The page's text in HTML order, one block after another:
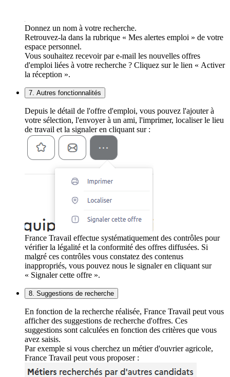
Donnez un nom à votre recherche.
Retrouvez-la dans la rubrique « Mes alertes emploi » de votre
espace personnel.
Vous souhaitez recevoir par e-mail les nouvelles offres
d'emploi liées à votre recherche ? Cliquez sur le lien « Activer
la réception ».
7. Autres fonctionnalités
Depuis le détail de l'offre d'emploi, vous pouvez l'ajouter à
votre sélection, l'envoyer à un ami, l'imprimer, localiser le lieu
de travail et la signaler en cliquant sur :
France Travail effectue systématiquement des contrôles pour
vérifier la légalité et la conformité des offres diffusées. Si
malgré ces contrôles vous constatez des contenus
inappropriés, vous pouvez nous le signaler en cliquant sur
« Signaler cette offre ».
8. Suggestions de recherche
En fonction de la recherche réalisée, France Travail peut vous
afficher des suggestions de recherche d'offres. Ces
suggestions sont calculées en fonction des critères que vous
avez saisis.
Par exemple si vous cherchez un métier d'ouvrier agricole,
France Travail peut vous proposer :